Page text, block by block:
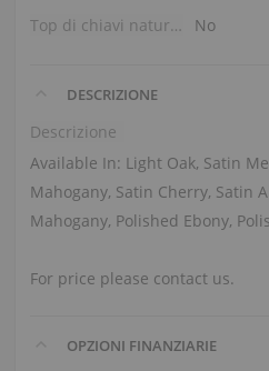
Top di chiavi naturali No
DESCRIZIONE
Descrizione
Available In: Light Oak, Satin
Mahogany, Satin Cherry, Satin
Mahogany, Polished Ebony,
For price please contact us.
OPZIONI FINANZIARIE